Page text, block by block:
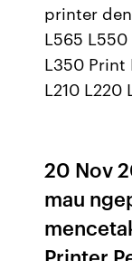
printer
L565 L550
L350 Print
L210 L220
20 Nov
mau